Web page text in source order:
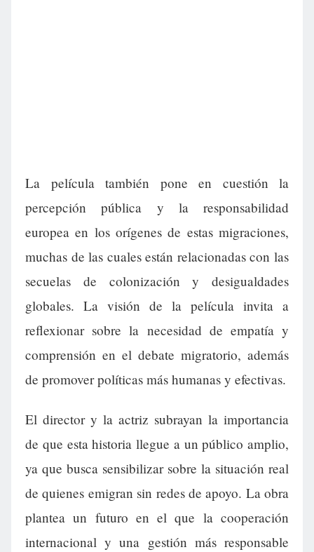
La película también pone en cuestión la
percepción pública y la responsabilidad
europea en los orígenes de estas migraciones,
muchas de las cuales están relacionadas con las
secuelas de colonización y desigualdades
globales. La visión de la película invita a
reflexionar sobre la necesidad de empatía y
comprensión en el debate migratorio, además
de promover políticas más humanas y efectivas.
El director y la actriz subrayan la importancia
de que esta historia llegue a un público amplio,
ya que busca sensibilizar sobre la situación real
de quienes emigran sin redes de apoyo. La obra
plantea un futuro en el que la cooperación
internacional y una gestión más responsable